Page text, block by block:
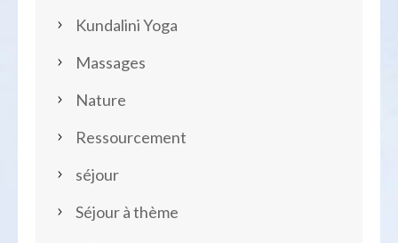
Kundalini Yoga
Massages
Nature
Ressourcement
séjour
Séjour à thème